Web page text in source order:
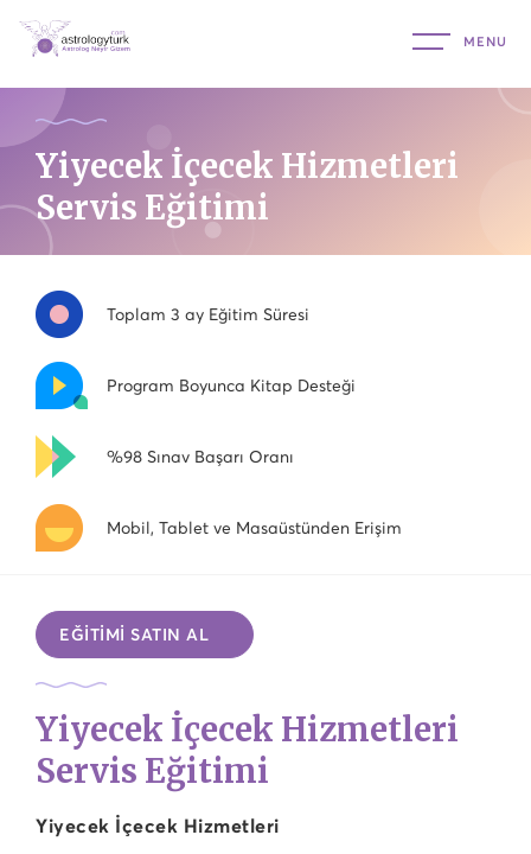
Yiyecek İçecek Hizmetleri
Servis Eğitimi
Toplam 3 ay Eğitim Süresi
Program Boyunca Kitap Desteği
%98 Sınav Başarı Oranı
Mobil, Tablet ve Masaüstünden Erişim
EĞİTİMİ SATIN AL
Yiyecek İçecek Hizmetleri
Servis Eğitimi
Yiyecek İçecek Hizmetleri